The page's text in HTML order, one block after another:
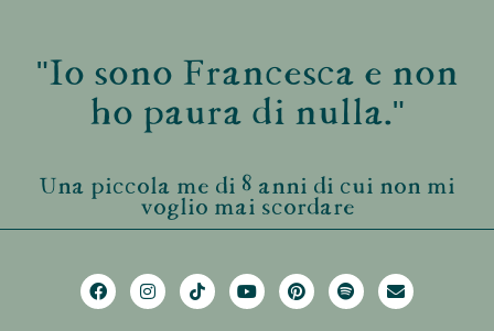
"Io sono Francesca e non
ho paura di nulla."
Una piccola me di 8 anni di cui non mi
voglio mai scordare